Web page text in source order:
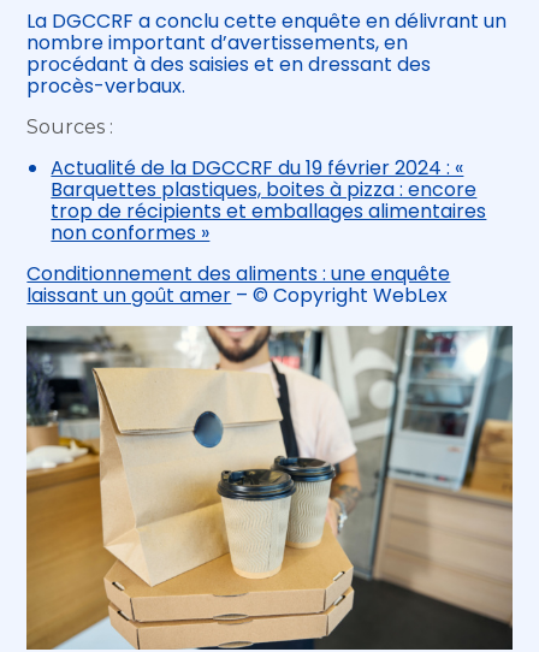
La DGCCRF a conclu cette enquête en délivrant un
nombre important d’avertissements, en
procédant à des saisies et en dressant des
procès-verbaux.
Sources :
Actualité de la DGCCRF du 19 février 2024 : «
Barquettes plastiques, boites à pizza : encore
trop de récipients et emballages alimentaires
non conformes »
Conditionnement des aliments : une enquête
laissant un goût amer – © Copyright WebLex